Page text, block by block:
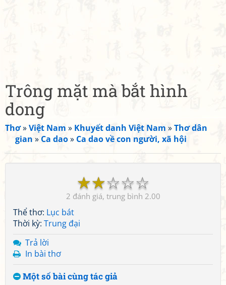
Trông mặt mà bắt hình
dong
Thơ»Việt Nam » Khuyết danh Việt Nam »Thơ dân
gian » Ca dao» Ca dao về con người, xã hội
☆
☆
☆
☆
☆
2 2.00
Thể thơ: Lục bát
Thời kỳ: Trung đại
Trả lời
In bài thơ
Một số bài cùng tác giả